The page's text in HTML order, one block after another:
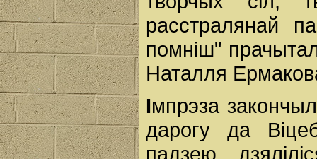
расстралянай
помніш"
Наталля
Імпрэза
дарогу да
падзею,